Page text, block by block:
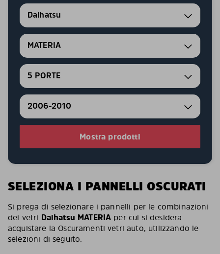
Daihatsu
MATERIA
5 PORTE
2006-2010
Mostra prodotti
SELEZIONA I PANNELLI OSCURATI
Si prega di selezionare i pannelli per le combinazioni
dei vetri Daihatsu MATERIA per cui si desidera
acquistare la Oscuramenti vetri auto, utilizzando le
selezioni di seguito.